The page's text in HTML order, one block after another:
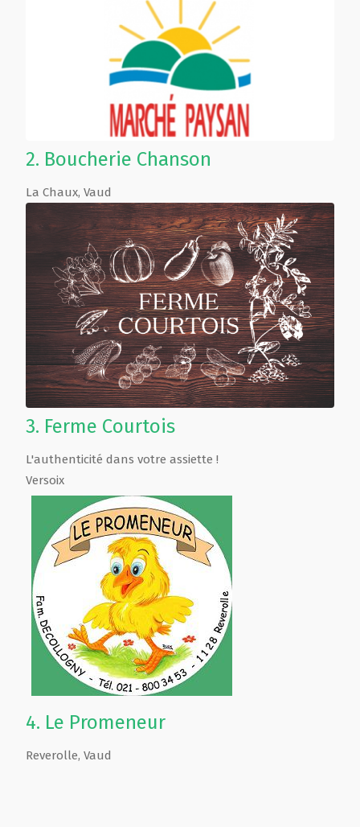
2. Boucherie Chanson
La Chaux, Vaud
3. Ferme Courtois
L'authenticité dans votre assiette !
Versoix
4. Le Promeneur
Reverolle, Vaud